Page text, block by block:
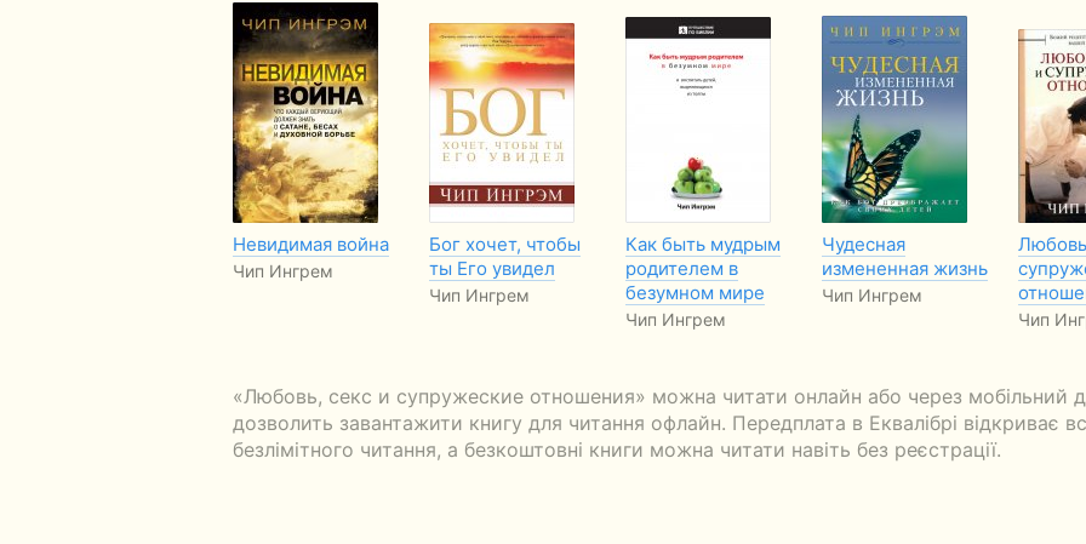
Невидимая война
Чип Ингрем
Бог хочет, чтобы
ты Его увидел
Чип Ингрем
Как быть мудрым
родителем в
безумном мире
Чип Ингрем
Чудесная
измененная жизнь
Чип Ингрем
Чип
«Любовь, секс и супружеские отношения» можна читати онлайн або через мобільний
дозволить завантажити книгу для читання офлайн. Передплата в Еквалібрі відкриває
безлімітного читання, а безкоштовні книги можна читати навіть без реєстрації.